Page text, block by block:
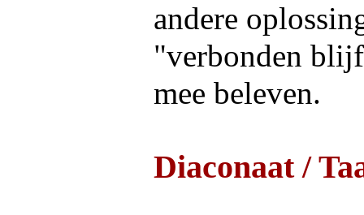
andere
"verbonden
mee beleven.
Diaconaat /